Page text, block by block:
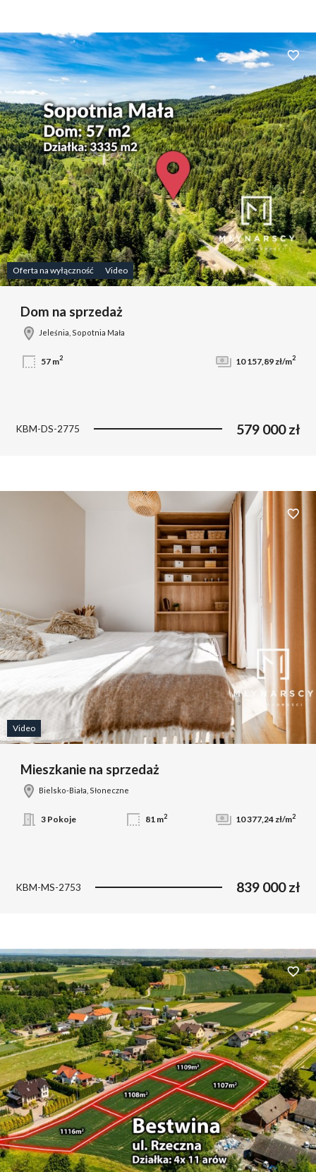
Oferta na wyłączność Video
Dodaj
Dom na sprzedaż
Jeleśnia, Sopotnia Mała
57 m2 10 157,89 zł/m2
KBM-DS-2775 579 000 zł
Video
Dodaj
Mieszkanie na sprzedaż
Bielsko-Biała, Słoneczne
3 Pokoje 81 m2 10 377,24 zł/m2
KBM-MS-2753 839 000 zł
Dodaj